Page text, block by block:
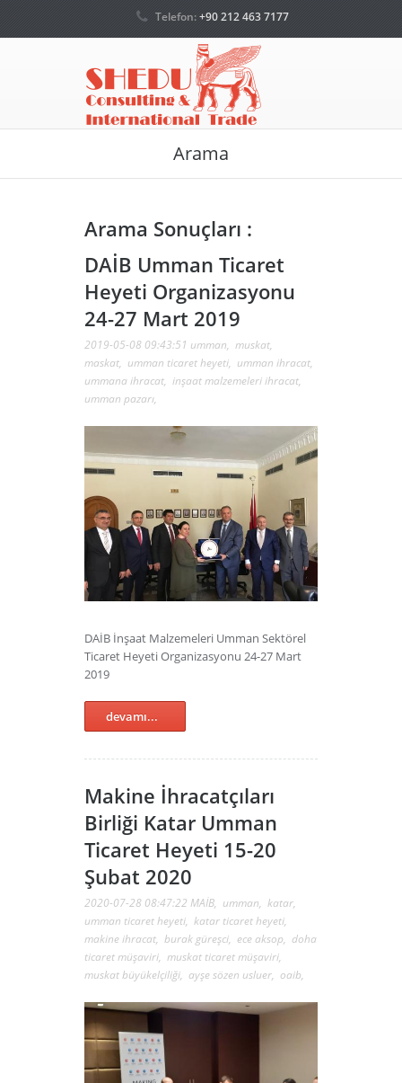
Telefon:+90 212 463 7177
Arama
Arama Sonuçları :
DAİB Umman Ticaret
Heyeti Organizasyonu
24-27 Mart 2019
2019-05-08 09:43:51 umman, muskat,
maskat, umman ticaret heyeti, umman ihracat,
ummana ihracat, inşaat malzemeleri ihracat,
umman pazarı,
DAİB İnşaat Malzemeleri Umman Sektörel
Ticaret Heyeti Organizasyonu 24-27 Mart
2019
devamı...
Makine İhracatçıları
Birliği Katar Umman
Ticaret Heyeti 15-20
Şubat 2020
2020-07-28 08:47:22 MAİB, umman, katar,
umman ticaret heyeti, katar ticaret heyeti,
makine ihracat, burak güreşci, ece aksop, doha
ticaret müşaviri, muskat ticaret müşaviri,
muskat büyükelçiliği, ayşe sözen usluer, oaib,